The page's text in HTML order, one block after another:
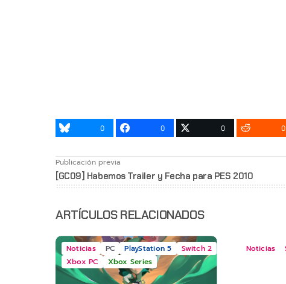
0 0 0 0
Publicación previa
[GC09] Habemos Trailer y Fecha para PES 2010
ARTÍCULOS RELACIONADOS
Noticias PC PlayStation 5
Switch 2
Xbox PC
Xbox Series
Noticias